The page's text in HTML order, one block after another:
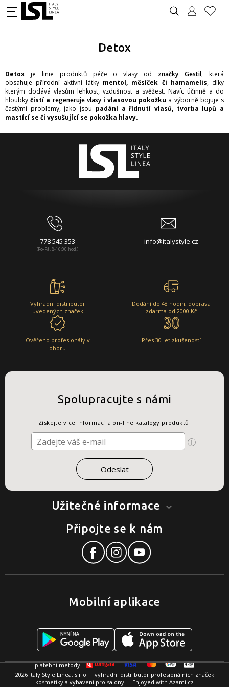
Detox
Detox je linie produktů péče o vlasy od značky Gestil, která
obsahuje přírodní aktivní látky mentol, měsíček či hamamelis, díky
kterým dodává vlasům lehkost, vzdušnost a svěžest. Navíc účinně a do
hloubkyčistí a regeneruje vlasyi vlasovou pokožku a výborně bojuje s
častými problémy, jako jsou padání a řídnutí vlasů, tvorba lupů a
mastící se či vysušující se pokožka hlavy.
778 545 353
(Po-Pá, 8-16:00 hod.)
info@italystyle.cz
Výhradní distributor
uvedených značek
Dodání do 48 hodin, doprava
zdarma od 2000 Kč
Ověřeno profesionály v
oboru
Přes 30 let zkušeností
Užitečné informace
Spolupracujte s námi
Získejte více informací a on-line katalogy produktů.
Mobilní aplikace
Připojte se k nám
2026 Italy Style Linea, s.r.o. | výhradní distributor profesionálních značek
kosmetiky a vybavení pro salony. | Enjoyed with Azami.cz